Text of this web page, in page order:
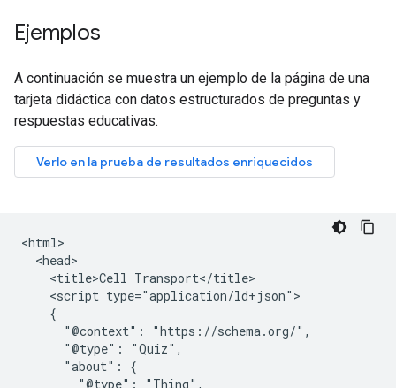
Ejemplos
A continuación se muestra un ejemplo de la página de una
tarjeta didáctica con datos estructurados de preguntas y
respuestas educativas.
<html>
  <head>
    <title>Cell Transport</title>
    <script type="application/ld+json">
    {
      "@context": "https://schema.org/",
      "@type": "Quiz",
      "about": {
        "@type": "Thing",